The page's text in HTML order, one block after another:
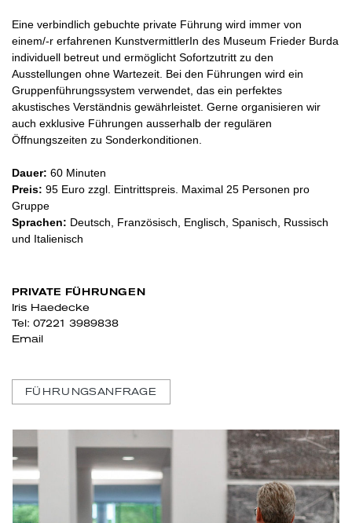
Eine verbindlich gebuchte private Führung wird immer von
einem/-r erfahrenen KunstvermittlerIn des Museum Frieder Burda
individuell betreut und ermöglicht Sofortzutritt zu den
Ausstellungen ohne Wartezeit. Bei den Führungen wird ein
Gruppenführungssystem verwendet, das ein perfektes
akustisches Verständnis gewährleistet. Gerne organisieren wir
auch exklusive Führungen ausserhalb der regulären
Öffnungszeiten zu Sonderkonditionen.
Dauer: 60 Minuten
Preis: 95 Euro zzgl. Eintrittspreis. Maximal 25 Personen pro
Gruppe
Sprachen: Deutsch, Französisch, Englisch, Spanisch, Russisch
und Italienisch
PRIVATE FÜHRUNGEN
Iris Haedecke
Tel: 07221 3989838
Email
FÜHRUNGSANFRAGE